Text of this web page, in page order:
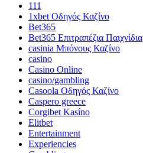
111
1xbet Οδηγός Καζίνο
Bet365
Bet365 Επιτραπέζια Παιχνίδια
casinia Μπόνους Καζίνο
casino
Casino Online
casino/gambling
Casoola Οδηγός Καζίνο
Caspero greece
Corgibet Kasíno
Elitbet
Entertainment
Experiencies